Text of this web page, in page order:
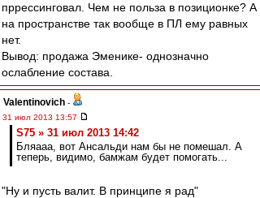
пррессинговал. Чем не польза в позиционке? А
на пространстве так вообще в ПЛ ему равных
нет.
Вывод: продажа Эменике- однозначно
ослабление состава.
Valentinovich -
31 июл 2013 13:57
S75 » 31 июл 2013 14:42
Бляааа, вот Ансальди нам бы не помешал. А
теперь, видимо, бамжам будет помогать...
"Ну и пусть валит. В принципе я рад"